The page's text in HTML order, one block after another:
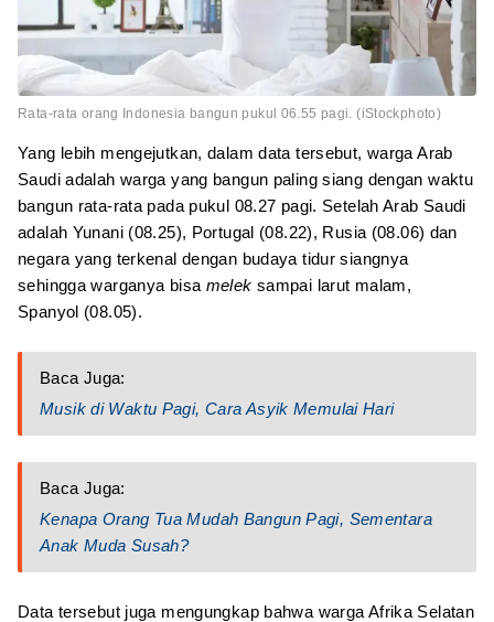
Rata-rata orang Indonesia bangun pukul 06.55 pagi. (iStockphoto)
Yang lebih mengejutkan, dalam data tersebut, warga Arab
Saudi adalah warga yang bangun paling siang dengan waktu
bangun rata-rata pada pukul 08.27 pagi. Setelah Arab Saudi
adalah Yunani (08.25), Portugal (08.22), Rusia (08.06) dan
negara yang terkenal dengan budaya tidur siangnya
sehingga warganya bisa melek sampai larut malam,
Spanyol (08.05).
Baca Juga:
Musik di Waktu Pagi, Cara Asyik Memulai Hari
Baca Juga:
Kenapa Orang Tua Mudah Bangun Pagi, Sementara
Anak Muda Susah?
Data tersebut juga mengungkap bahwa warga Afrika Selatan